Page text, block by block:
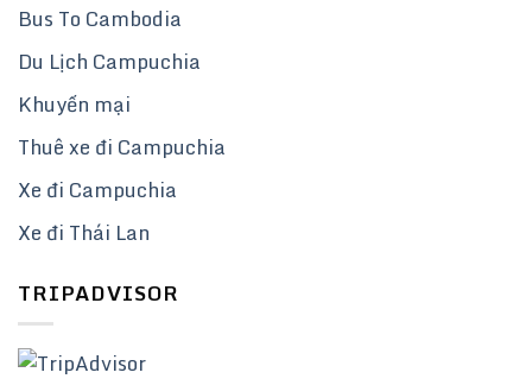
Bus To Cambodia
Du Lịch Campuchia
Khuyến mại
Thuê xe đi Campuchia
Xe đi Campuchia
Xe đi Thái Lan
TRIPADVISOR